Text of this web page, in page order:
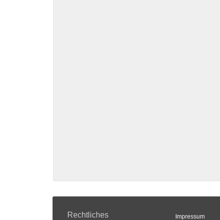
Rechtliches Impressum